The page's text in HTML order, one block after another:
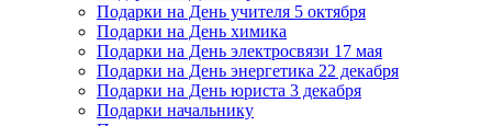
Подарки на День учителя 5 октября
Подарки на День химика
Подарки на День электросвязи 17 мая
Подарки на День энергетика 22 декабря
Подарки на День юриста 3 декабря
Подарки начальнику